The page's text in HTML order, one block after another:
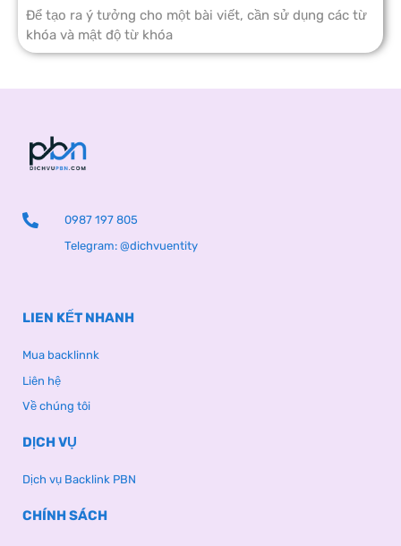
Để tạo ra ý tưởng cho một bài viết, cần sử dụng các từ
khóa và mật độ từ khóa
0987 197 805
Telegram: @dichvuentity
LIEN KẾT NHANH
Mua backlinnk
Liên hệ
Về chúng tôi
DỊCH VỤ
Dịch vụ Backlink PBN
CHÍNH SÁCH